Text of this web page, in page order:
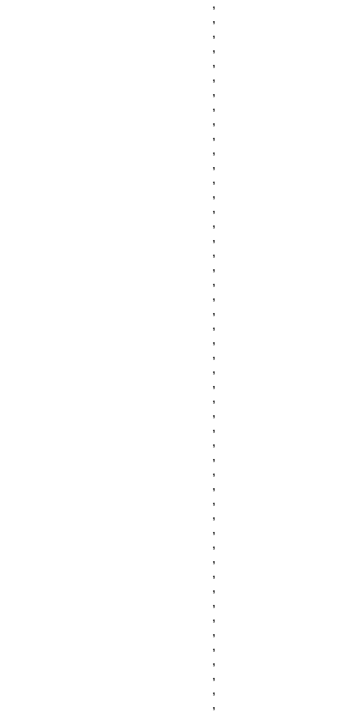
,
,
,
,
,
,
,
,
,
,
,
,
,
,
,
,
,
,
,
,
,
,
,
,
,
,
,
,
,
,
,
,
,
,
,
,
,
,
,
,
,
,
,
,
,
,
,
,
,